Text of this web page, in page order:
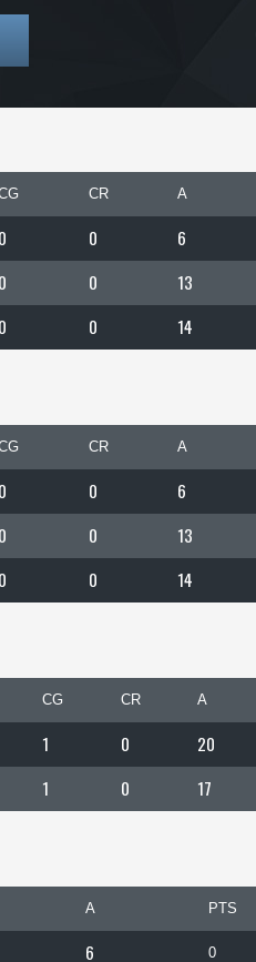
CR A
0 0 6
0 0 13
0 0 14
CR A
0 0 6
0 0 13
0 0 14
CG CR A
1 0 20
1 0 17
A PTS
6 0